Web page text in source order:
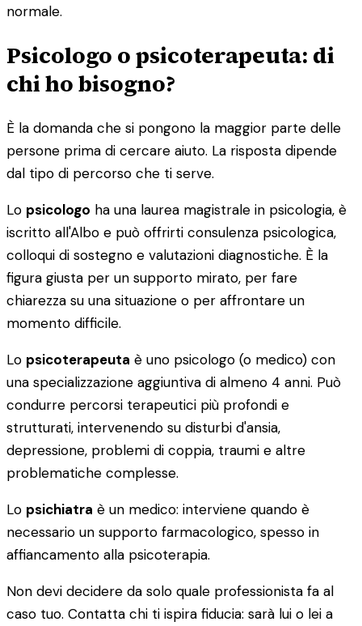
normale.
Psicologo o psicoterapeuta: di
chi ho bisogno?
È la domanda che si pongono la maggior parte delle
persone prima di cercare aiuto. La risposta dipende
dal tipo di percorso che ti serve.
Lo psicologo ha una laurea magistrale in psicologia, è
iscritto all'Albo e può offrirti consulenza psicologica,
colloqui di sostegno e valutazioni diagnostiche. È la
figura giusta per un supporto mirato, per fare
chiarezza su una situazione o per affrontare un
momento difficile.
Lo psicoterapeuta è uno psicologo (o medico) con
una specializzazione aggiuntiva di almeno 4 anni. Può
condurre percorsi terapeutici più profondi e
strutturati, intervenendo su disturbi d'ansia,
depressione, problemi di coppia, traumi e altre
problematiche complesse.
Lo psichiatra è un medico: interviene quando è
necessario un supporto farmacologico, spesso in
affiancamento alla psicoterapia.
Non devi decidere da solo quale professionista fa al
caso tuo. Contatta chi ti ispira fiducia: sarà lui o lei a